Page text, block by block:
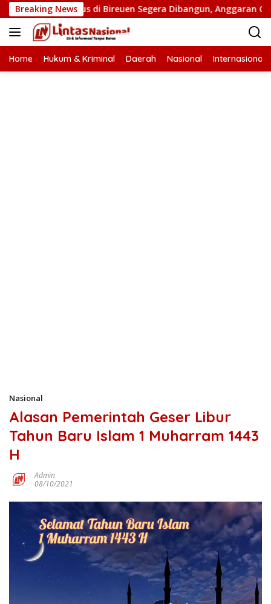
Langsung
ke
konten
Breaking News
Putus di Bireuen Segera Dibangun, Anggaran Capai 500
Home Hukum & Kriminal Daerah Nasional Internasional
Nasional
Alasan Pemerintah Geser Libur
Tahun Baru Islam 1 Muharram 1443
H
Admin
08/10/2021